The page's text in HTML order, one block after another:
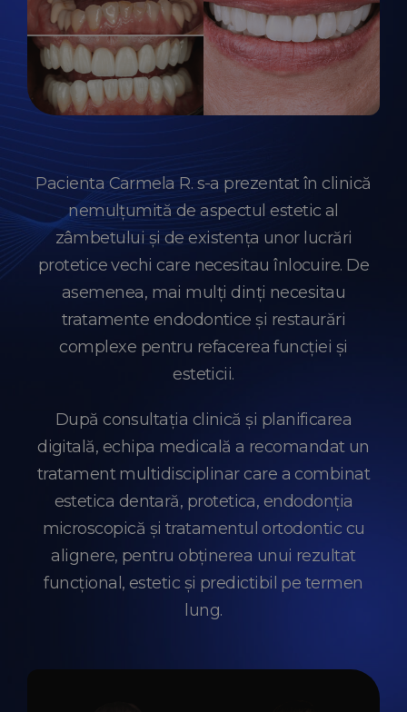
Pacienta Carmela R. s-a prezentat în clinică
nemulțumită de aspectul estetic al
zâmbetului și de existența unor lucrări
protetice vechi care necesitau înlocuire. De
asemenea, mai mulți dinți necesitau
tratamente endodontice și restaurări
complexe pentru refacerea funcției și
esteticii.
După consultația clinică și planificarea
digitală, echipa medicală a recomandat un
tratament multidisciplinar care a combinat
estetica dentară, protetica, endodonția
microscopică și tratamentul ortodontic cu
alignere, pentru obținerea unui rezultat
funcțional, estetic și predictibil pe termen
lung.